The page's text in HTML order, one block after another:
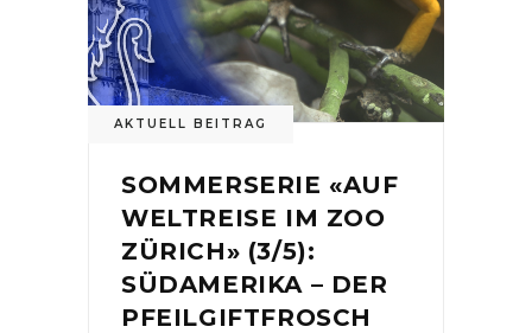
AKTUELL BEITRAG
SOMMERSERIE «AUF
WELTREISE IM ZOO
ZÜRICH» (3/5):
SÜDAMERIKA – DER
PFEILGIFTFROSCH